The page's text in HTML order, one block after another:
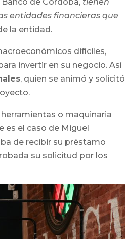
entidades financieras que
la entidad.
difíciles,
invertir en su negocio. Así
, quien se animó y solicitó
o maquinaria
es el caso de Miguel
de recibir su préstamo
su solicitud por los